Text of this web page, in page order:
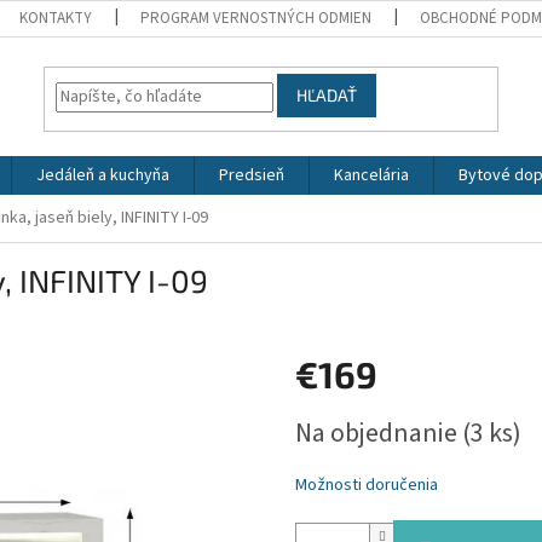
KONTAKTY PROGRAM VERNOSTNÝCH ODMIEN OBCHODNÉ
HĽADAŤ
Jedáleň a kuchyňa Predsieň Kancelária Bytové
jaseň biely, INFINITY I-09
INFINITY I-09
€169
cena:
Na objednanie (3 ks)
Možnosti doručenia